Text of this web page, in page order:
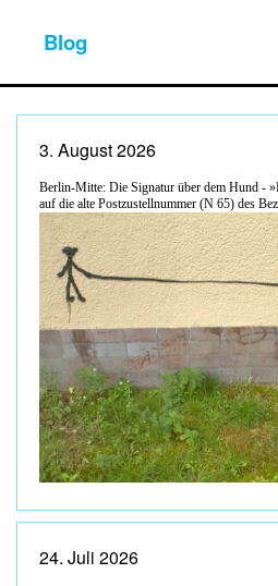
Blog
3. August 2026
Berlin-Mitte: Die Signatur über dem Hund -
auf die alte Postzustellnummer (N 65) des
24. Juli 2026